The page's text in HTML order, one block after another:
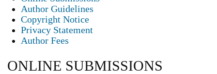
Author Guidelines
Copyright Notice
Privacy Statement
Author Fees
ONLINE SUBMISSIONS